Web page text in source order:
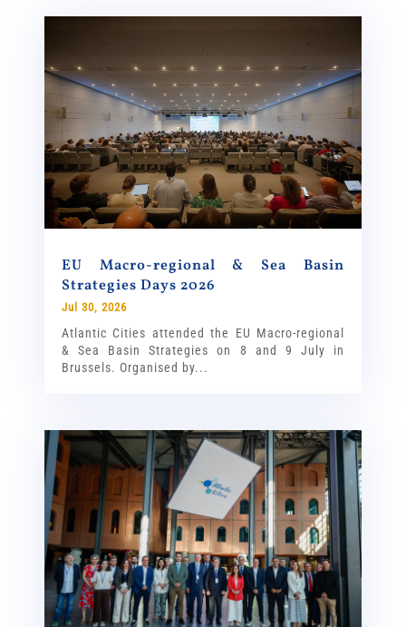
EU Macro-regional & Sea Basin
Strategies Days 2026
Jul 30, 2026
Atlantic Cities attended the EU Macro-regional
& Sea Basin Strategies on 8 and 9 July in
Brussels. Organised by...